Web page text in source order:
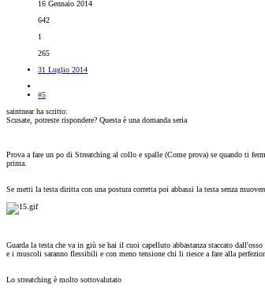
16 Gennaio 2014
642
1
265
31 Luglio 2014
#5
saintnear ha scritto:
Scusate, potreste rispondere? Questa è una domanda seria
Prova a fare un po di Streatching al collo e spalle (Come prova) se quando ti
prima.
Se metti la testa diritta con una postura corretta poi abbassi la testa senza
Guarda la testa che va in giù se hai il cuoi capelluto abbastanza staccato
e i muscoli saranno flessibili e con meno tensione chi li riesce a fare alla
Lo streatching è molto sottovalutato